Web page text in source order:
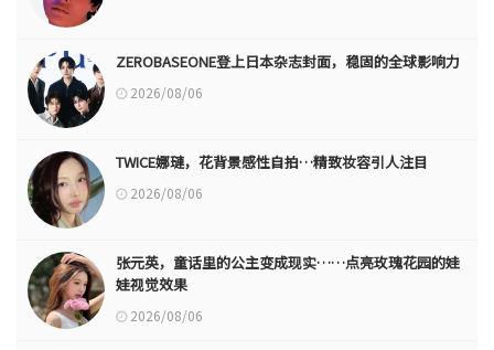
ZEROBASEONE登上日本杂志封面，稳固的全球影响力
2026/08/06
TWICE娜璉，花背景感性自拍…精致妆容引人注目
2026/08/06
张元英，童话里的公主变成现实……点亮玫瑰花园的娃
娃视觉效果
2026/08/06